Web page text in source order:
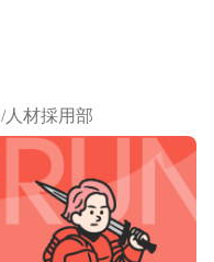
教室）
ポート）
タルサイト）
支援を行う事業所や
害のある方の働くを支
材採用部